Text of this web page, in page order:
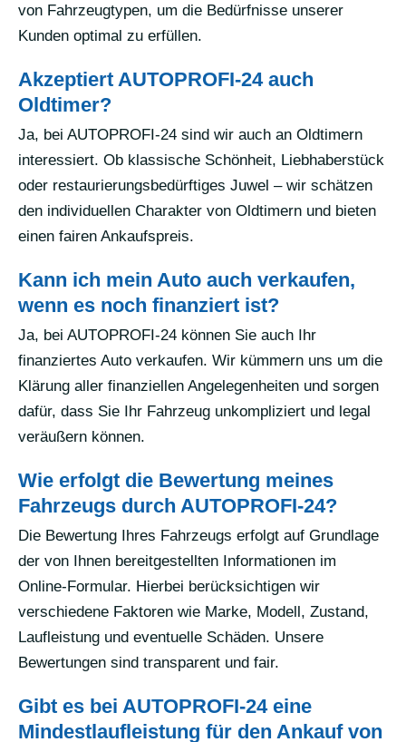
von Fahrzeugtypen, um die Bedürfnisse unserer
Kunden optimal zu erfüllen.
Akzeptiert AUTOPROFI-24 auch
Oldtimer?
Ja, bei AUTOPROFI-24 sind wir auch an Oldtimern
interessiert. Ob klassische Schönheit, Liebhaberstück
oder restaurierungsbedürftiges Juwel – wir schätzen
den individuellen Charakter von Oldtimern und bieten
einen fairen Ankaufspreis.
Kann ich mein Auto auch verkaufen,
wenn es noch finanziert ist?
Ja, bei AUTOPROFI-24 können Sie auch Ihr
finanziertes Auto verkaufen. Wir kümmern uns um die
Klärung aller finanziellen Angelegenheiten und sorgen
dafür, dass Sie Ihr Fahrzeug unkompliziert und legal
veräußern können.
Wie erfolgt die Bewertung meines
Fahrzeugs durch AUTOPROFI-24?
Die Bewertung Ihres Fahrzeugs erfolgt auf Grundlage
der von Ihnen bereitgestellten Informationen im
Online-Formular. Hierbei berücksichtigen wir
verschiedene Faktoren wie Marke, Modell, Zustand,
Laufleistung und eventuelle Schäden. Unsere
Bewertungen sind transparent und fair.
Gibt es bei AUTOPROFI-24 eine
Mindestlaufleistung für den Ankauf von